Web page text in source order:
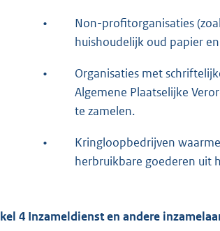
•
Non-profitorganisaties
huishoudelijk oud papier
•
Organisaties met
Algemene Plaatselijke
te zamelen.
•
Kringloopbedrijven
herbruikbare goederen uit
4 Inzameldienst en andere